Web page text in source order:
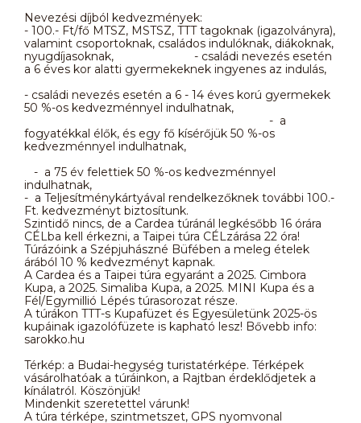
Nevezési díjból kedvezmények:
- 100.- Ft/fő MTSZ, MSTSZ, TTT tagoknak (igazolványra),
valamint csoportoknak, családos indulóknak, diákoknak,
nyugdíjasoknak, - családi nevezés esetén
a 6 éves kor alatti gyermekeknek ingyenes az indulás,
- családi nevezés esetén a 6 - 14 éves korú gyermekek
50 %-os kedvezménnyel indulhatnak,
- a
fogyatékkal élők, és egy fő kísérőjük 50 %-os
kedvezménnyel indulhatnak,
- a 75 év felettiek 50 %-os kedvezménnyel
indulhatnak,
- a Teljesítménykártyával rendelkezőknek további 100.-
Ft. kedvezményt biztosítunk.
Szintidő nincs, de a Cardea túránál legkésőbb 16 órára
CÉLba kell érkezni, a Taipei túra CÉLzárása 22 óra!
Túrázóink a Szépjuhászné Büfében a meleg ételek
árából 10 % kedvezményt kapnak.
A Cardea és a Taipei túra egyaránt a 2025. Cimbora
Kupa, a 2025. Simaliba Kupa, a 2025. MINI Kupa és a
Fél/Egymillió Lépés túrasorozat része.
A túrákon TTT-s Kupafüzet és Egyesületünk 2025-ös
kupáinak igazolófüzete is kapható lesz! Bővebb info:
sarokko.hu
Térkép: a Budai-hegység turistatérképe. Térképek
vásárolhatóak a túráinkon, a Rajtban érdeklődjetek a
kínálatról. Köszönjük!
Mindenkit szeretettel várunk!
A túra térképe, szintmetszet, GPS nyomvonal